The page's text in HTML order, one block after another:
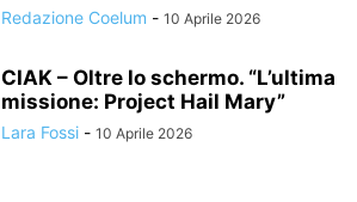
Redazione Coelum - 10 Aprile 2026
CIAK – Oltre lo schermo. “L’ultima
missione: Project Hail Mary”
Lara Fossi - 10 Aprile 2026